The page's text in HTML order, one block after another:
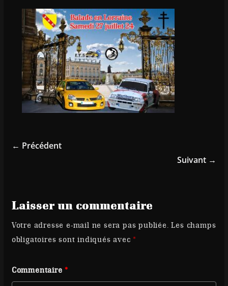
← Précédent
Suivant →
Laisser un commentaire
Votre adresse e-mail ne sera pas publiée. Les champs
obligatoires sont indiqués avec*
Commentaire*